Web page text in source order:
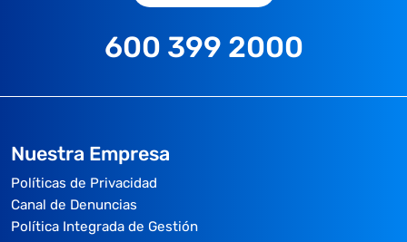
600 399 2000
Nuestra Empresa
Políticas de Privacidad
Canal de Denuncias
Política Integrada de Gestión